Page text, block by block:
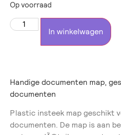
Op voorraad
In winkelwagen
Handige documenten map,
documenten
Plastic insteek map geschikt
documenten. De map is aan